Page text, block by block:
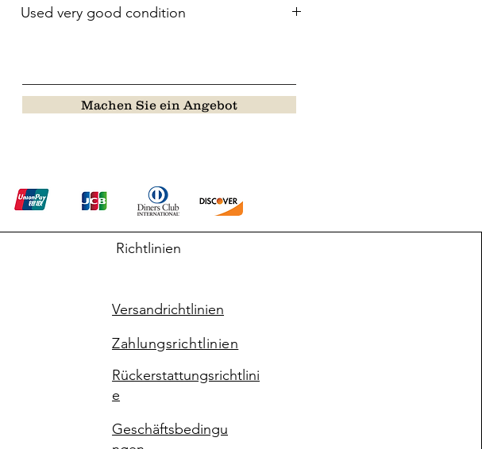
Used very good condition
Machen Sie ein Angebot
Richtlinien
Versandrichtlinien
Zahlungsrichtlinien
Rückerstattungsrichtlini
e
Geschäftsbedingu